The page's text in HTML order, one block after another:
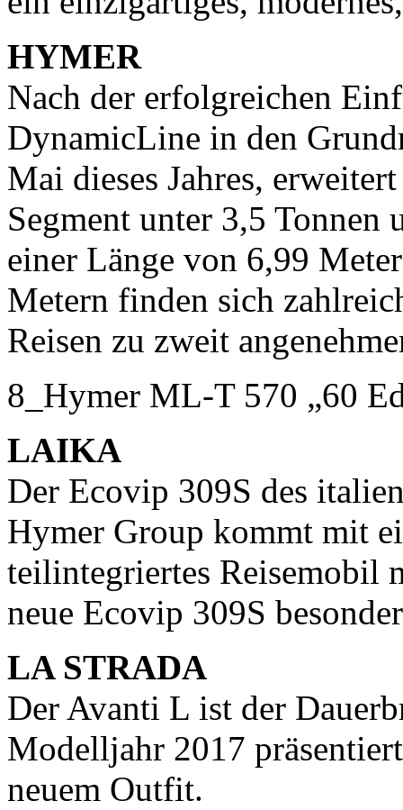
HYMER
Nach der erfolgreichen
DynamicLine in den
Mai dieses Jahres,
Segment unter 3,5
einer Länge von 6,99
Metern finden sich
Reisen zu zweit
8_Hymer ML-T 570 „60
LAIKA
Der Ecovip 309S des
Hymer Group kommt mit
teilintegriertes Reisemobil
neue Ecovip 309S
LA STRADA
Der Avanti L ist der
Modelljahr 2017
neuem Outfit.